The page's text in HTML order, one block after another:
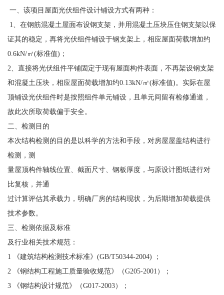
一、该项目屋面光伏组件设计铺设方式有两种：
1、在钢筋混凝土屋面布设钢支架，并用混凝土压块压住钢支架以保
证其的稳定，再将光伏组件铺设于钢支架上，相应屋面荷载增加约
0.6kN/㎡(标准值)；
2、直接将光伏组件平铺固定于现有屋面构件表面，不再架设钢支架
和混凝土压块，相应屋面荷载增加约0.13kN/㎡(标准值)。实际在屋
顶铺设光伏组件时是按照组件单元铺设，且单元间留有检修通道，
故此次所取荷载偏于安全。
二、检测目的
本次结构检测的目的是以科学的方法和手段，对房屋屋盖结构进行
检测，测
量屋顶构件轴线位置、截面尺寸、钢板厚度，与原设计图纸进行对
比复核，并通
过计算评估其承载力，明确厂房的结构现状，为后期增加荷载提供
技术参数。
三、检测依据及标准
及行业相关技术规范：
1 《建筑结构检测技术标准》(GB/T50344-2004) ；
2 《钢结构工程施工质量验收规范》（G205-2001）；
3 《钢结构设计规范》（G017-2003）；